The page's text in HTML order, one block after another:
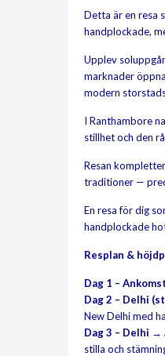
Detta är en resa
handplockade,
Upplev
marknader
modern
I Ranthambore
stillhet och den
Resan
traditioner —
En resa för dig
handplockade
Resplan &
Dag 1 –
Dag 2 – Delhi
New Delhi med
Dag 3 – Delhi →
stilla och